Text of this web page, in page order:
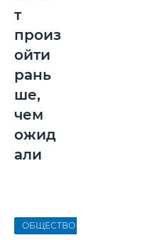
т
произ
ойти
рань
ше,
чем
ожид
али
ОБЩЕСТВО